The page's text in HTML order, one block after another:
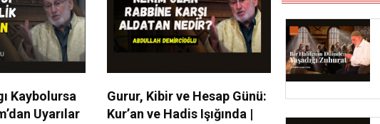
Kaybolursa
Uyarılar
Gurur, Kibir ve Hesap Günü:
Kur’an ve Hadis Işığında |